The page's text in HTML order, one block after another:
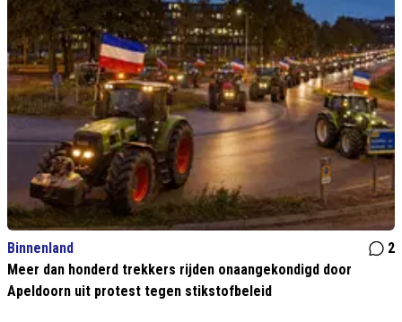
Binnenland
2
Meer dan honderd trekkers rijden onaangekondigd door
Apeldoorn uit protest tegen stikstofbeleid